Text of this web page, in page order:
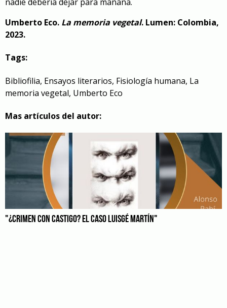
Umberto Eco. La memoria vegetal. Lumen: Colombia,
2023.
Tags:
Bibliofilia, Ensayos literarios, Fisiología humana, La
memoria vegetal, Umberto Eco
Mas artículos del autor:
"¿CRIMEN CON CASTIGO? EL CASO LUISGÉ MARTÍN"